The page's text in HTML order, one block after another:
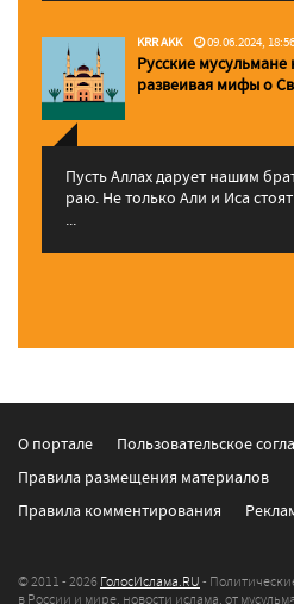
KRR AKK 09.06.2024, 18:56
Русские
pазвеивая мифы о
Пусть Аллах дарует нашим
раю. Не только Али и Иса
...
О портале
Пользовательское
Правила размещения материалов
Правила комментирования
© 2011 - 2026 ГолосИслама.RU -
в России и мире, новости ислама, от